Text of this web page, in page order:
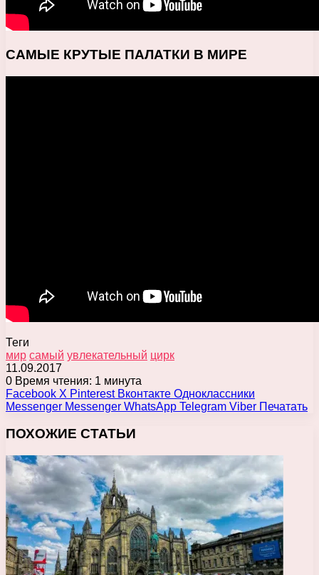
САМЫЕ КРУТЫЕ ПАЛАТКИ В МИРЕ
Теги
мир самый увлекательный цирк
11.09.2017
0 Время чтения: 1 минута
Facebook X Pinterest Вконтакте Одноклассники
Messenger Messenger WhatsApp Telegram Viber Печатать
ПОХОЖИЕ СТАТЬИ